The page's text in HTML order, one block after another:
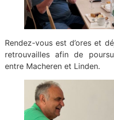
Rendez-vous est d’ores et
retrouvailles afin de
entre Macheren et Linden.